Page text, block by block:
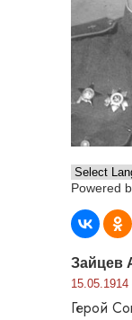
Powered
Зайцев
Герой